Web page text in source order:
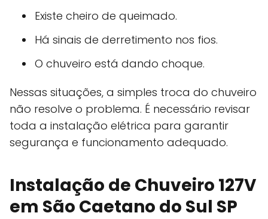
Existe cheiro de queimado.
Há sinais de derretimento nos fios.
O chuveiro está dando choque.
Nessas situações, a simples troca do chuveiro
não resolve o problema. É necessário revisar
toda a instalação elétrica para garantir
segurança e funcionamento adequado.
Instalação de Chuveiro 127V
em São Caetano do Sul SP